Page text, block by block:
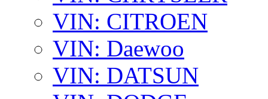
VIN: CITROEN
VIN: Daewoo
VIN: DATSUN